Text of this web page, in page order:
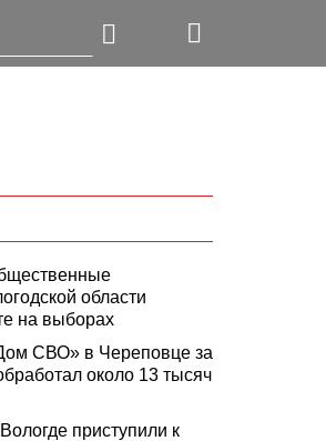
области
на выборах
СВО» в Череповце за
около 13 тысяч
приступили к